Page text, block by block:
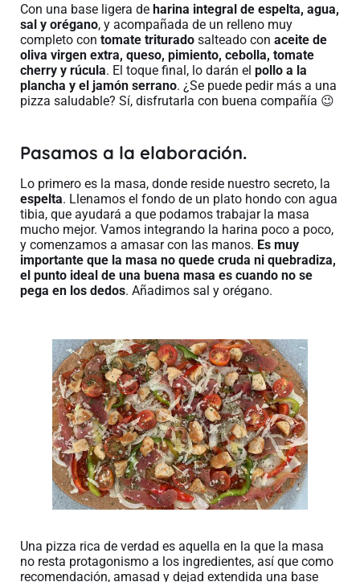
Con una base ligera de harina integral de espelta, agua,
sal y orégano, y acompañada de un relleno muy
completo con tomate triturado salteado con aceite de
oliva virgen extra, queso, pimiento, cebolla, tomate
cherry y rúcula. El toque final, lo darán el pollo a la
plancha y el jamón serrano. ¿Se puede pedir más a una
pizza saludable? Sí, disfrutarla con buena compañía 😉
Pasamos a la elaboración.
Lo primero es la masa, donde reside nuestro secreto, la
espelta. Llenamos el fondo de un plato hondo con agua
tibia, que ayudará a que podamos trabajar la masa
mucho mejor. Vamos integrando la harina poco a poco,
y comenzamos a amasar con las manos. Es muy
importante que la masa no quede cruda ni quebradiza,
el punto ideal de una buena masa es cuando no se
pega en los dedos. Añadimos sal y orégano.
Una pizza rica de verdad es aquella en la que la masa
no resta protagonismo a los ingredientes, así que como
recomendación, amasad y dejad extendida una base